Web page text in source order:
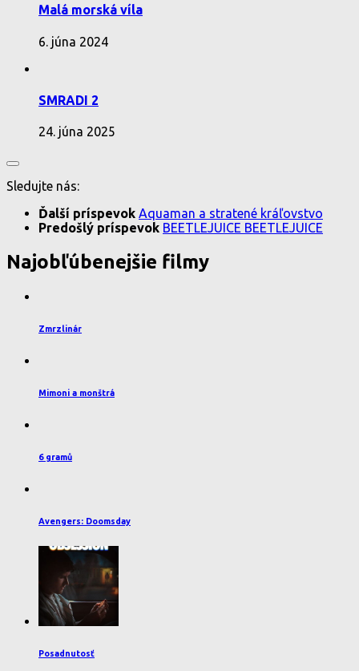
Malá morská víla
6. júna 2024
SMRADI 2
24. júna 2025
Sledujte nás:
Ďalší príspevok Aquaman a stratené kráľovstvo
Predošlý príspevok BEETLEJUICE BEETLEJUICE
Najobľúbenejšie filmy
Zmrzlinár
Mimoni a monštrá
6 gramů
Avengers: Doomsday
Posadnutosť